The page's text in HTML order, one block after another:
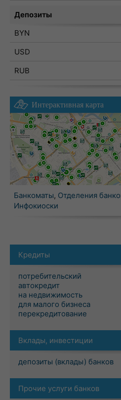
Депозиты
BYN
USD
RUB
Интерактивная карта
Банкоматы, Отделения
Инфокиоски
Кредиты
потребительский
автокредит
на недвижимость
для малого бизнеса
перекредитование
Вклады, инвестиции
депозиты (вклады) банков
Прочие услуги банков